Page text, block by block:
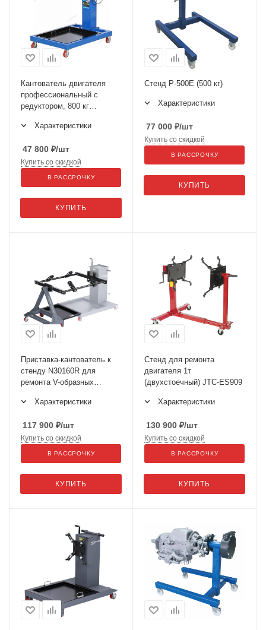
Кантователь двигателя
профессиональный с
редуктором, 800 кг
Характеристики
47 800 ₽/шт
КУПИТЬ
Купить со скидкой
В РАССРОЧКУ
Стенд Р-500Е (500 кг)
Характеристики
77 000 ₽/шт
КУПИТЬ
Купить со скидкой
В РАССРОЧКУ
Приставка-кантователь к
стенду N30160R для
ремонта V-образных
Характеристики
117 900 ₽/шт
КУПИТЬ
Купить со скидкой
В РАССРОЧКУ
Стенд для ремонта
двигателя 1т
(двухстоечный) JTC-ES909
Характеристики
130 900 ₽/шт
КУПИТЬ
Купить со скидкой
В РАССРОЧКУ